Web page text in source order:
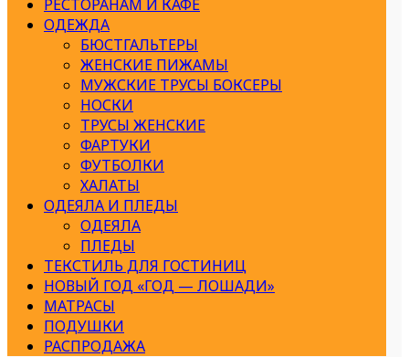
РЕСТОРАНАМ И КАФЕ
ОДЕЖДА
БЮСТГАЛЬТЕРЫ
ЖЕНСКИЕ ПИЖАМЫ
МУЖСКИЕ ТРУСЫ БОКСЕРЫ
НОСКИ
ТРУСЫ ЖЕНСКИЕ
ФАРТУКИ
ФУТБОЛКИ
ХАЛАТЫ
ОДЕЯЛА И ПЛЕДЫ
ОДЕЯЛА
ПЛЕДЫ
ТЕКСТИЛЬ ДЛЯ ГОСТИНИЦ
НОВЫЙ ГОД «ГОД — ЛОШАДИ»
МАТРАСЫ
ПОДУШКИ
РАСПРОДАЖА